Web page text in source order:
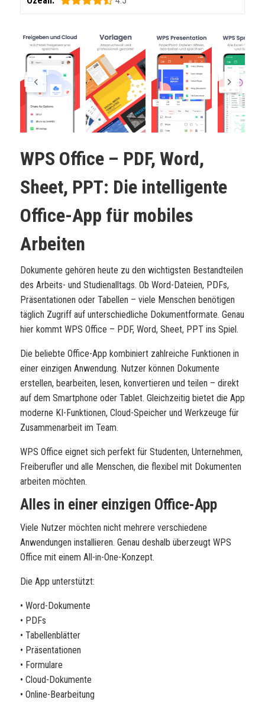
WPS Office – PDF, Word,
Sheet, PPT: Die intelligente
Office-App für mobiles
Arbeiten
Dokumente gehören heute zu den wichtigsten Bestandteilen
des Arbeits- und Studienalltags. Ob Word-Dateien, PDFs,
Präsentationen oder Tabellen – viele Menschen benötigen
täglich Zugriff auf unterschiedliche Dokumentformate. Genau
hier kommt WPS Office – PDF, Word, Sheet, PPT ins Spiel.
Die beliebte Office-App kombiniert zahlreiche Funktionen in
einer einzigen Anwendung. Nutzer können Dokumente
erstellen, bearbeiten, lesen, konvertieren und teilen – direkt
auf dem Smartphone oder Tablet. Gleichzeitig bietet die App
moderne KI-Funktionen, Cloud-Speicher und Werkzeuge für
Zusammenarbeit im Team.
WPS Office eignet sich perfekt für Studenten, Unternehmen,
Freiberufler und alle Menschen, die flexibel mit Dokumenten
arbeiten möchten.
Alles in einer einzigen Office-App
Viele Nutzer möchten nicht mehrere verschiedene
Anwendungen installieren. Genau deshalb überzeugt WPS
Office mit einem All-in-One-Konzept.
Die App unterstützt:
• Word-Dokumente
• PDFs
• Tabellenblätter
• Präsentationen
• Formulare
• Cloud-Dokumente
• Online-Bearbeitung